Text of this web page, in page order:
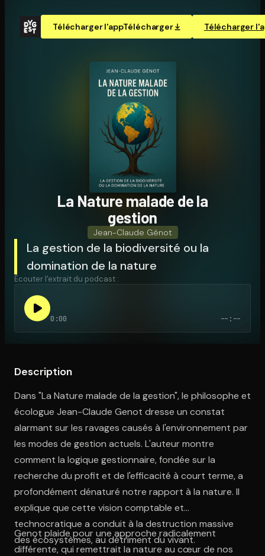
Télécharger l'appTélécharger Télécharger
Ouvre l'app Appareil photo, pointe sur le code. C'est gratuit à
La Nature malade de la
gestion
Jean-Claude Génot
La gestion de la biodiversité ou la
domination de la nature
Écouter l'extrait du podcast :
0:00 --:--
Description
Dans "La Nature malade de la gestion", le philosophe et
écologue Jean-Claude Genot dresse un constat
alarmant sur les ravages causés à l'environnement par
les modes de gestion actuels. L'auteur montre
comment la logique gestionnaire, fondée sur la
recherche du profit et de l'efficacité à court terme, a
profondément dénaturé notre rapport à la nature. Il
explique que cette vision comptable et
technocratique a conduit à la destruction massive
des écosystèmes, au détriment du vivant.
Genot plaide pour une approche radicalement
différente, qui remettrait la nature au cœur de nos